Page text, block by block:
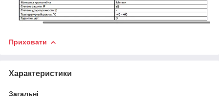
Приховати
Характеристики
Загальні